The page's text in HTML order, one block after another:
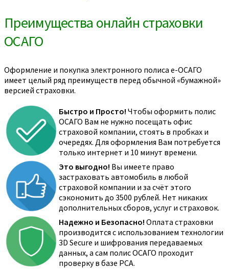
Преимущества онлайн страховки
ОСАГО
Оформление и покупка электронного полиса е-ОСАГО
имеет целый ряд преимуществ перед обычной «бумажной»
версией страховки.
Быстро и Просто! Чтобы оформить полис
ОСАГО Вам не нужно посещать офис
страховой компании, стоять в пробках и
очередях. Для оформления Вам потребуется
только интернет и 10 минут времени.
Это выгодно! Вы имеете право
застраховать автомобиль в любой
страховой компании и за счёт этого
сэкономить до 3500 рублей. Нет никаких
дополнительных сборов, услуг и страховок.
Надежно и Безопасно! Оплата страховки
производится с использованием технологии
3D Secure и шифрования передаваемых
данных, а сам полис ОСАГО проходит
проверку в базе РСА.